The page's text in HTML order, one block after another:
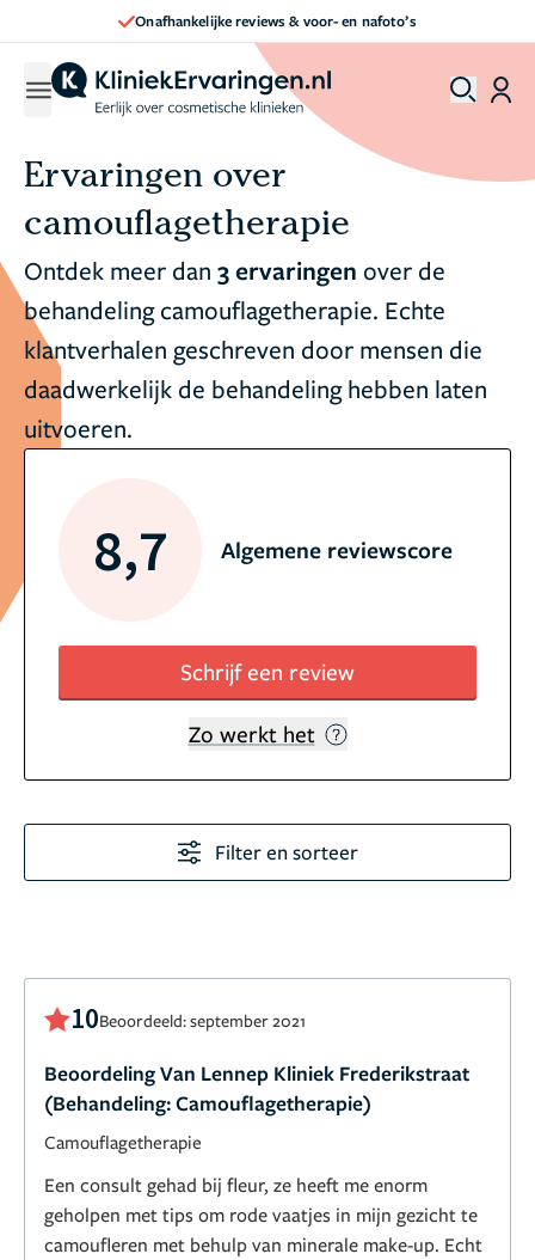
Onafhankelijke reviews & voor- en nafoto’s
Ervaringen over
camouflagetherapie
Ontdek meer dan 3 ervaringen over de
behandeling camouflagetherapie. Echte
klantverhalen geschreven door mensen die
daadwerkelijk de behandeling hebben laten
uitvoeren.
8,7 Algemene reviewscore
Schrijf een review
Zo werkt het
Filter en sorteer
10Beoordeeld: september 2021
Beoordeling Van Lennep Kliniek Frederikstraat
(Behandeling: Camouflagetherapie)
Camouflagetherapie
Een consult gehad bij fleur, ze heeft me enorm
geholpen met tips om rode vaatjes in mijn gezicht te
camoufleren met behulp van minerale make-up. Echt